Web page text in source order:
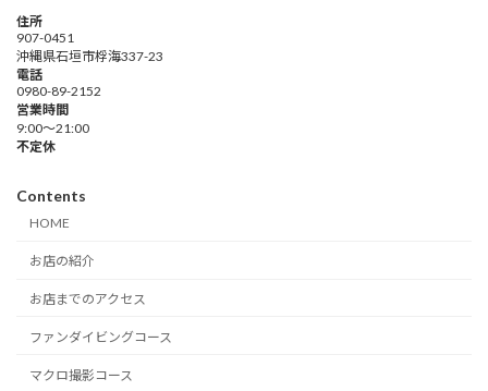
住所
907-0451
沖縄県石垣市桴海337-23
電話
0980-89-2152
営業時間
9:00～21:00
不定休
Contents
HOME
お店の紹介
お店までのアクセス
ファンダイビングコース
マクロ撮影コース